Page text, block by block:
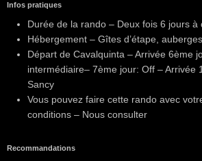
Infos pratiques
Durée de la rando – Deux fois 6 jours à
Hébergement – Gîtes d’étape,
Départ de Cavalquinta – Arrivée 6ème
intermédiaire– 7ème jour: Off – Arrivée
Sancy
Vous pouvez faire cette rando avec
conditions – Nous consulter
Recommandations